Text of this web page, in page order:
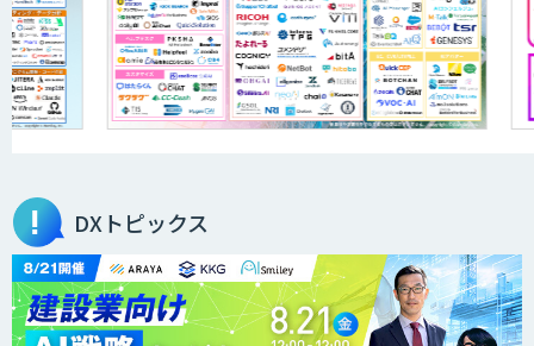
DXトピックス